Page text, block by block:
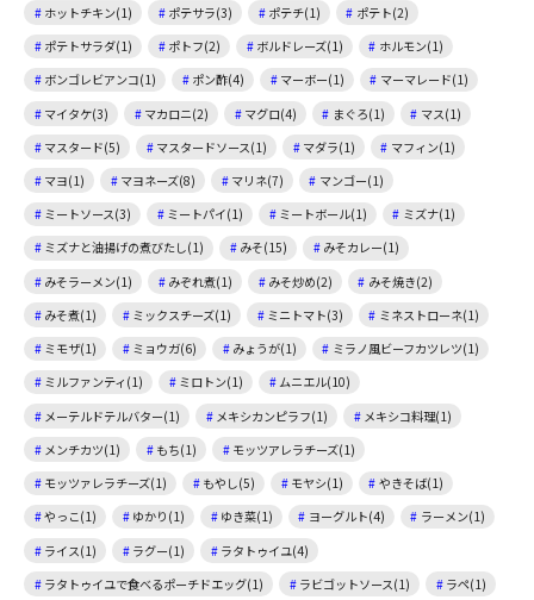
ホットチキン(1)
ポテサラ(3) ポテチ(1)
ポテト(2)
ポテトサラダ(1)
ポトフ(2) ボルドレーズ(1)
ホルモン(1)
ボンゴレビアンコ(1)
ポン酢(4) マーボー(1)
マーマレード(1)
マイタケ(3)
マカロニ(2) マグロ(4) まぐろ(1)
マス(1)
マスタード(5)
マスタードソース(1) マダラ(1)
マフィン(1)
マヨ(1)
マヨネーズ(8) マリネ(7)
マンゴー(1)
ミートソース(3)
ミートパイ(1) ミートボール(1)
ミズナ(1)
ミズナと油揚げの煮びたし(1)
みそ(15)
みそカレー(1)
みそラーメン(1)
みぞれ煮(1) みそ炒め(2)
みそ焼き(2)
みそ煮(1)
ミックスチーズ(1) ミニトマト(3)
ミネストローネ(1)
ミモザ(1)
ミョウガ(6) みょうが(1)
ミラノ風ビーフカツレツ(1)
ミルファンティ(1)
ミロトン(1)
ムニエル(10)
メーテルドテルバター(1)
メキシカンピラフ(1)
メキシコ料理(1)
メンチカツ(1)
もち(1)
モッツアレラチーズ(1)
モッツァレラチーズ(1)
もやし(5) モヤシ(1)
やきそば(1)
やっこ(1)
ゆかり(1) ゆき菜(1) ヨーグルト(4)
ラーメン(1)
ライス(1)
ラグー(1)
ラタトゥイユ(4)
ラタトゥイユで食べるポーチドエッグ(1)
ラビゴットソース(1)
ラペ(1)